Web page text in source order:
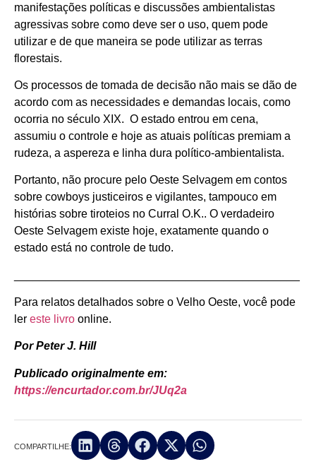
manifestações políticas e discussões ambientalistas
agressivas sobre como deve ser o uso, quem pode
utilizar e de que maneira se pode utilizar as terras
florestais.
Os processos de tomada de decisão não mais se dão de
acordo com as necessidades e demandas locais, como
ocorria no século XIX. O estado entrou em cena,
assumiu o controle e hoje as atuais políticas premiam a
rudeza, a aspereza e linha dura político-ambientalista.
Portanto, não procure pelo Oeste Selvagem em contos
sobre cowboys justiceiros e vigilantes, tampouco em
histórias sobre tiroteios no Curral O.K.. O verdadeiro
Oeste Selvagem existe hoje, exatamente quando o
estado está no controle de tudo.
Para relatos detalhados sobre o Velho Oeste, você pode
ler este livro online.
Por Peter J. Hill
Publicado originalmente em:
https://encurtador.com.br/JUq2a
COMPARTILHE: